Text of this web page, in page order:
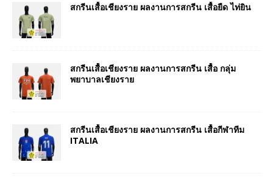
สกรีนเสื้อเชียงราย ผลงานการสกรีน เสื้อยืด ไท่ยิน
สกรีนเสื้อเชียงราย ผลงานการสกรีน เสื้อ กลุ่ม
พยาบาลเชียงราย
สกรีนเสื้อเชียงราย ผลงานการสกรีน เสื้อกีฬาทีม
ITALIA